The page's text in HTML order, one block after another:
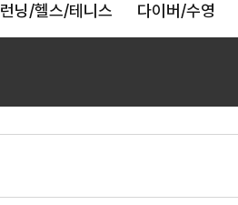
런닝/헬스/테니스 다이버/수영